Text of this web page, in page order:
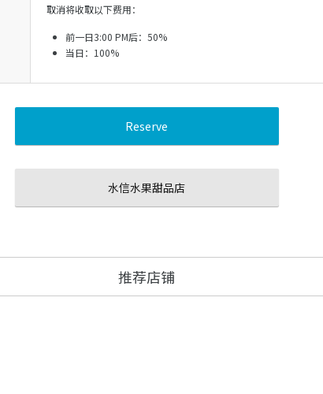
取消将收取以下费用：
前一日3:00 PM后：50%
当日：100%
Reserve
水信水果甜品店
推荐店铺